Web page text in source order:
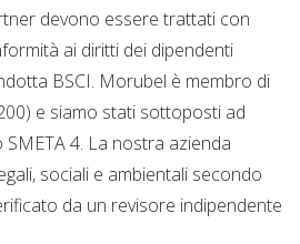
devono essere trattati con
ai diritti dei dipendenti
BSCI. Morubel è membro di
e siamo stati sottoposti ad
4. La nostra azienda
sociali e ambientali secondo
da un revisore indipendente